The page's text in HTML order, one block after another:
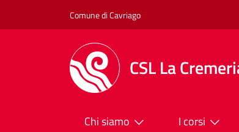
Comune di Cavriago
CSL La
Chi siamo I corsi